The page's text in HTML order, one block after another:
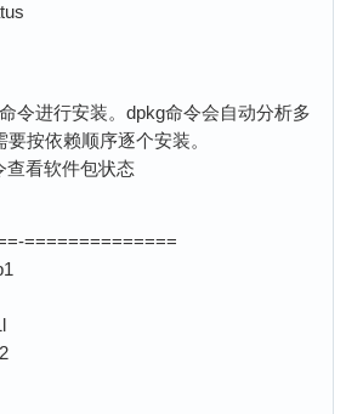
令进行安装。dpkg命令会自动分析多
按依赖顺序逐个安装。
查看软件包状态
==============